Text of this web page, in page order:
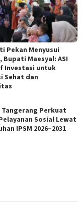
Pekan Menyusui
Bupati Maesyal: ASI
Investasi untuk
Sehat dan
Perkuat
Sosial Lewat
IPSM 2026–2031